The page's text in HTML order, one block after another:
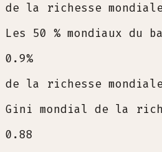
de la richesse
Les 50 % mondiaux du
0.9%
de la richesse
Gini mondial de la
0.88